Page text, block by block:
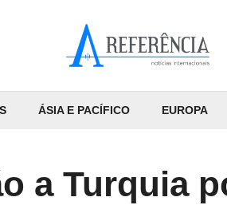
ÁSIA E PACÍFICO EUROPA
a Turquia